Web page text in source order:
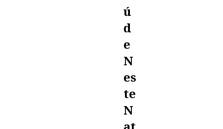
Ú
D
E
N
Es
Te
N